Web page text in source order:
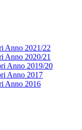
Anno 2021/22
Anno 2020/21
Anno 2019/20
Anno 2017
Anno 2016